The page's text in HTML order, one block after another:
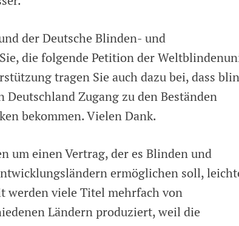
der Deutsche Blinden- und
die folgende Petition der
tragen Sie auch dazu bei, dass
Zugang zu den Beständen
bekommen. Vielen Dank.
um einen Vertrag, der es Blinden und
ermöglichen soll,
werden viele Titel mehrfach von
Ländern produziert, weil die